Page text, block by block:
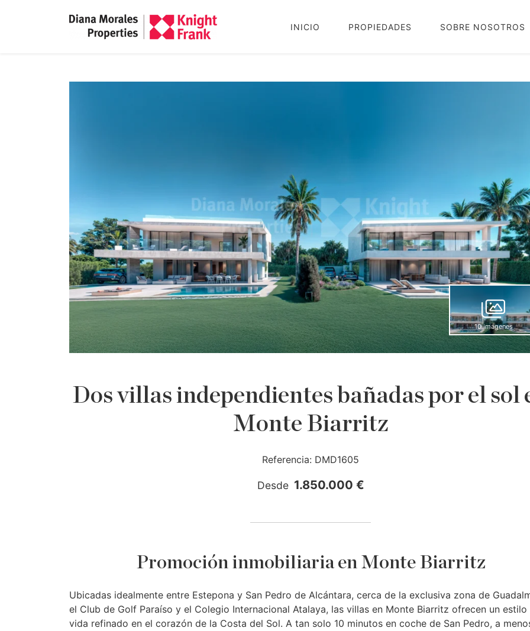
INICIO PROPIEDADES SOBRE NOSOTROS
10 imágenes
Dos villas independientes bañadas por el sol
Monte Biarritz
Referencia: DMD1605
Desde 1.850.000 €
Promoción inmobiliaria en Monte Biarritz
Ubicadas idealmente entre Estepona y San Pedro de Alcántara, cerca de la exclusiva zona de
el Club de Golf Paraíso y el Colegio Internacional Atalaya, las villas en Monte Biarritz ofrecen un estilo
vida refinado en el corazón de la Costa del Sol. A tan solo 10 minutos en coche de San Pedro, a